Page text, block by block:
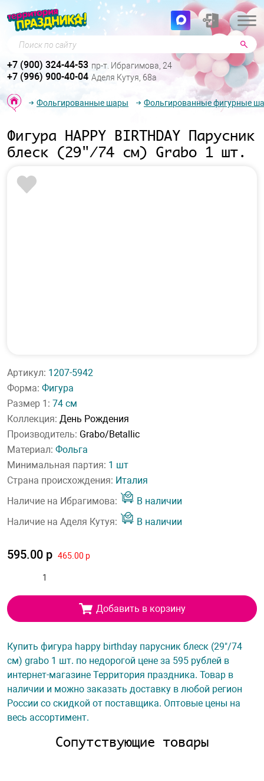
Поиск по сайту
+7 (900) 324-44-53 пр-т. Ибрагимова, 24
+7 (996) 900-40-04 Аделя Кутуя, 68а
Фольгированные шары Фольгированные фигурные
Фигура HAPPY BIRTHDAY Парусник
блеск (29"/74 см) Grabo 1 шт.
Артикул: 1207-5942
Форма: Фигура
Размер 1: 74 см
Коллекция: День Рождения
Производитель: Grabo/Betallic
Материал: Фольга
Минимальная партия: 1 шт
Страна происхождения: Италия
Наличие на Ибрагимова:
В наличии
Наличие на Аделя Кутуя:
В наличии
595.00 р 465.00 р
Добавить в корзину
Купить фигура happy birthday парусник блеск (29"/74
см) grabo 1 шт. по недорогой цене за 595 рублей в
интернет-магазине Территория праздника. Товар в
наличии и можно заказать доставку в любой регион
России со скидкой от поставщика. Оптовые цены на
весь ассортимент.
Сопутствующие товары